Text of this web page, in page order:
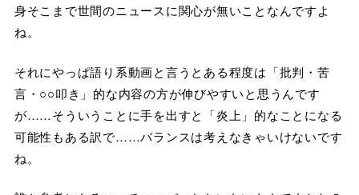
身そこまで世間のニュースに関心が無いことなんですよ
ね。
それにやっぱ語り系動画と言うとある程度は「批判・苦
言・○○叩き」的な内容の方が伸びやすいと思うんです
が……そういうことに手を出すと「炎上」的なことになる
可能性もある訳で……バランスは考えなきゃいけないです
ね。